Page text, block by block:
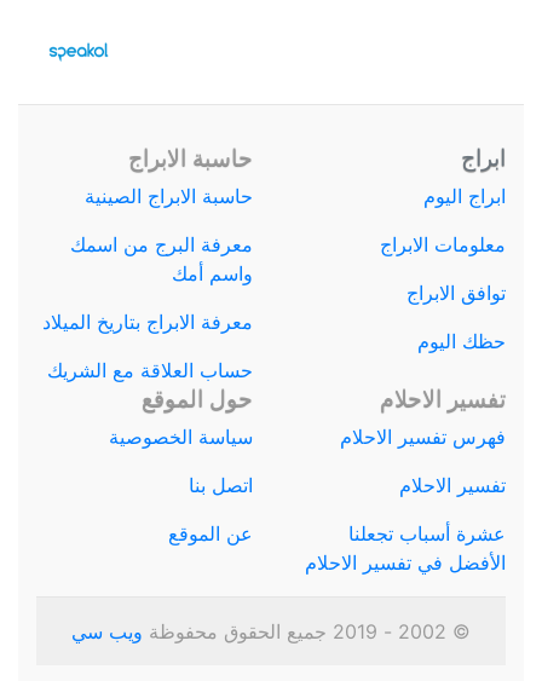
ابراج
ابراج اليوم
معلومات الابراج
توافق الابراج
حظك اليوم
حاسبة الابراج
حاسبة الابراج الصينية
معرفة البرج من اسمك
واسم أمك
معرفة الابراج بتاريخ الميلاد
حساب العلاقة مع الشريك
تفسير الاحلام
فهرس تفسير الاحلام
تفسير الاحلام
عشرة أسباب تجعلنا
الأفضل في تفسير الاحلام
حول الموقع
سياسة الخصوصية
اتصل بنا
عن الموقع
© 2002 - 2019 جميع الحقوق محفوظة ويب سي